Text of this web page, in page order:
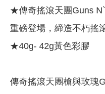
★傳奇搖滾天團Guns
重磅登場，締造不朽搖
★40g- 42g黃色彩膠
傳奇搖滾天團槍與玫瑰